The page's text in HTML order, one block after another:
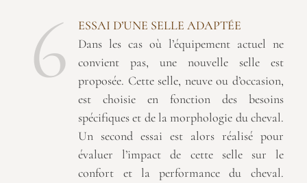
6
ESSAI D’UNE SELLE ADAPTÉE
Dans les cas où l’équipement actuel ne
convient pas, une nouvelle selle est
proposée. Cette selle, neuve ou d’occasion,
est choisie en fonction des besoins
spécifiques et de la morphologie du cheval.
Un second essai est alors réalisé pour
évaluer l’impact de cette selle sur le
confort et la performance du cheval.